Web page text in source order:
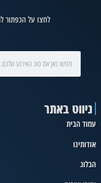
לחצו על הכפתור
ניווט באתר
עמוד הבית
אודותינו
הבלוג